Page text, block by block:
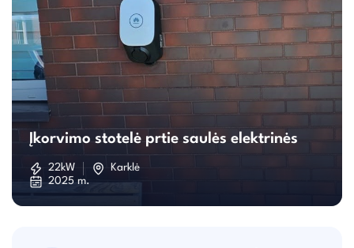
kaupikliais
Įkorvimo
stotelė
Įkorvimo stotelė prtie saulės elektrinės
22kW
Karklė
2025 m.